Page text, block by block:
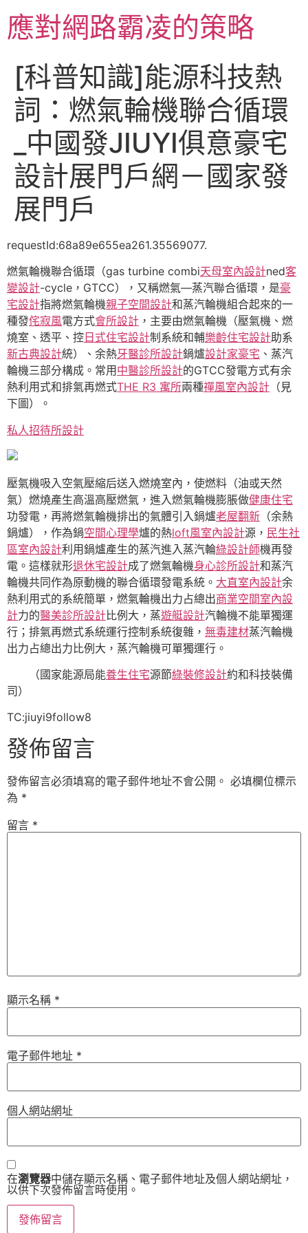
主應對網路霸凌的策略
[科普知識]能源科技熱
詞：燃氣輪機聯合循環
_中國發JIUYI俱意豪宅
設計展門戶網－國家發
展門戶
requestId:68a89e655ea261.35569077.
燃氣輪機聯合循環（gas turbine combi天母室內設計ned客
變設計-cycle，GTCC），又稱燃氣—蒸汽聯合循環，是豪
宅設計指將燃氣輪機親子空間設計和蒸汽輪機組合起來的一
種發侘寂風電方式會所設計 ，主要由燃氣輪機（壓氣機、燃
燒室、透平、控 日式住宅設計制系統和輔樂齡住宅設計助系
新古典設計統）、余熱牙醫診所設計鍋爐設計家豪宅 、蒸汽
輪機三部分構成。常用 中醫診所設計的GTCC發電方式有余
熱利用式和排氣再燃式THE R3 寓所兩種禪風室內設計 （見
下圖）。
私人招待所設計
壓氣機吸入空氣壓縮后送入燃燒室內，使燃料（油或天然
氣）燃燒產生高溫高壓燃氣，進入燃氣輪機膨脹做健康住宅
功發電，再將燃氣輪機排出的氣體引入鍋爐老屋翻新 （余熱
鍋爐），作為鍋空間心理學爐的熱loft風室內設計源， 民生社
區室內設計利用鍋爐產生的蒸汽進入蒸汽輪綠設計師機再發
電。這樣就形退休宅設計成了燃氣輪機身心診所設計和蒸汽
輪機共同作為原動機的聯合循環發電系統。 大直室內設計余
熱利用式的系統簡單，燃氣輪機出力占總出商業空間室內設
計力的醫美診所設計比例大，蒸遊艇設計汽輪機不能單獨運
行；排氣再燃式系統運行控制系統復雜， 無毒建材蒸汽輪機
出力占總出力比例大，蒸汽輪機可單獨運行。
（國家能源局能養生住宅源節綠裝修設計約和科技裝備
司）
TC:jiuyi9follow8
發佈留言
發佈留言必須填寫的電子郵件地址不會公開。 必填欄位標示
為 *
留言 *
顯示名稱 *
電子郵件地址 *
個人網站網址
在瀏覽器中儲存顯示名稱、電子郵件地址及個人網站網址，
以供下次發佈留言時使用。